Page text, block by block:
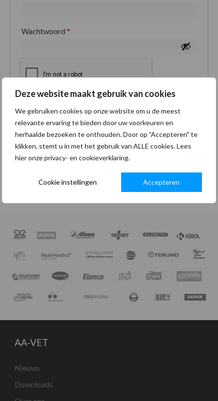
Deze website maakt gebruik van cookies
We gebruiken cookies op onze website om u de meest
relevante ervaring te bieden door uw voorkeuren en
herhaalde bezoeken te onthouden. Door op "Accepteren" te
klikken, stemt u in met het gebruik van ALLE cookies. Lees
hier onze privacy- en cookieverklaring.
Cookie instellingen Accepteren
Wachtwoord *
Je persoonlijke gegevens worden gebruikt om je
ervaring op deze site te ondersteunen, om toegang
tot je account te beheren en voor andere doeleinden
zoals omschreven in onzeprivacybeleid.
AA-VET
Nieuws
Downloads